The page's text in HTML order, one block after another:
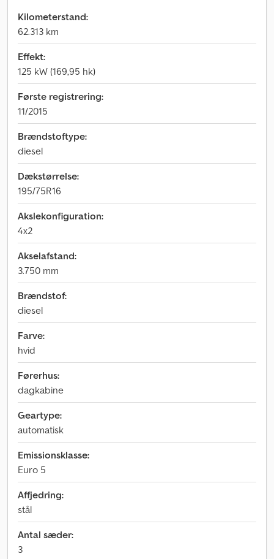
Kilometerstand:
62.313 km
Effekt:
125 kW (169,95 hk)
Første registrering:
11/2015
Brændstoftype:
diesel
Dækstørrelse:
195/75R16
Akslekonfiguration:
4x2
Akselafstand:
3.750 mm
Brændstof:
diesel
Farve:
hvid
Førerhus:
dagkabine
Geartype:
automatisk
Emissionsklasse:
Euro 5
Affjedring:
stål
Antal sæder:
3